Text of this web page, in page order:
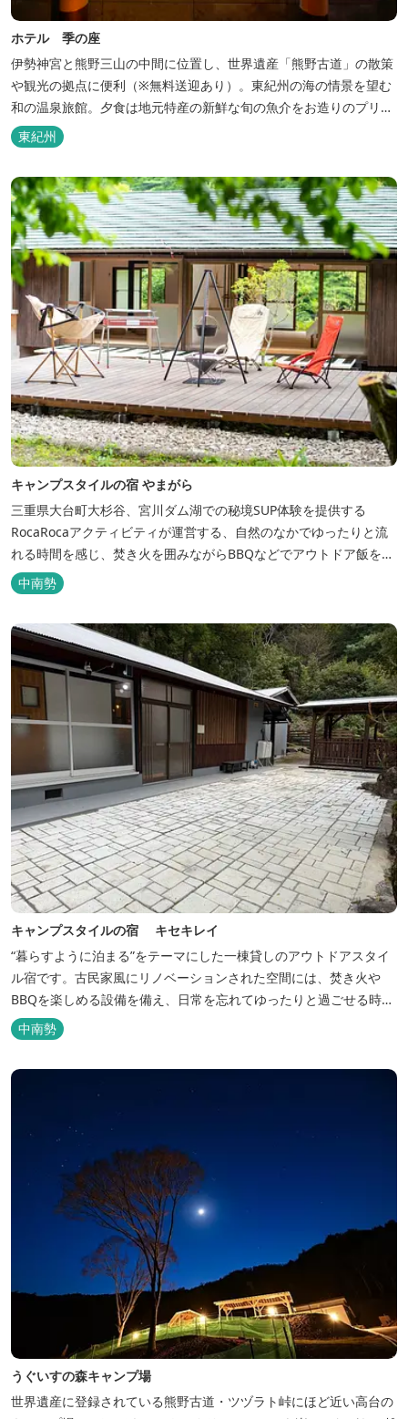
ホテル 季の座
伊勢神宮と熊野三山の中間に位置し、世界遺産「熊野古道」の散策
や観光の拠点に便利（※無料送迎あり）。東紀州の海の情景を望む
和の温泉旅館。夕食は地元特産の新鮮な旬の魚介をお造りのプリフ
ィックが人気の会席料理で。お好みの干物を炭火焼で楽しむ朝食バ
イキングが好評です。お仲間同士、そしてご家族で、さまざまな寛
ぎの時間をお楽しみください。 「きほく千年温泉」を自家源泉とし
た温泉大浴場棟には男女別に内湯...
東紀州
キャンプスタイルの宿 やまがら
三重県大台町大杉谷、宮川ダム湖での秘境SUP体験を提供する
RocaRocaアクティビティが運営する、自然のなかでゆったりと流
れる時間を感じ、焚き火を囲みながらBBQなどでアウトドア飯を愉
しめる宿。 ベッドルーム以外でも、満点の星空を眺めながらテント
を張って寝ることもできるキャンプスタイルでおもいおもいのひと
中南勢
キャンプスタイルの宿 キセキレイ
“暮らすように泊まる”をテーマにした一棟貸しのアウトドアスタイ
ル宿です。古民家風にリノベーションされた空間には、焚き火や
BBQを楽しめる設備を備え、日常を忘れてゆったりと過ごせる時間
が広がります。ペット同伴も可能で、愛犬と一緒に自然を満喫でき
るのも魅力です。 【営業時間】 チェックイン 15：00（早めのチ
中南勢
うぐいすの森キャンプ場
世界遺産に登録されている熊野古道・ツヅラト峠にほど近い高台の